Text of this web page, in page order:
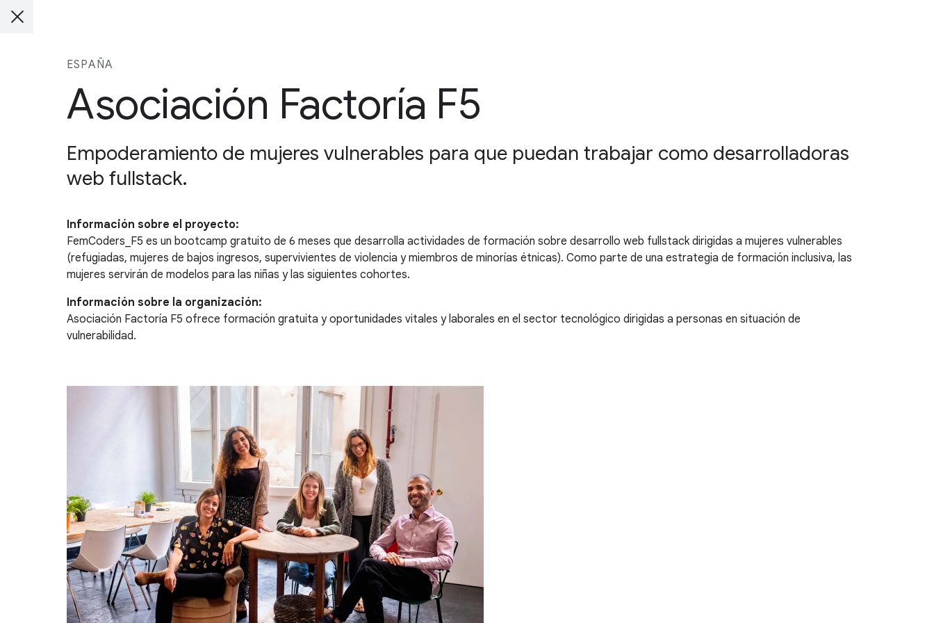
ESPAÑA
Asociación Factoría F5
Empoderamiento de mujeres vulnerables para que puedan trabajar como desarrolladoras
web fullstack.
Información sobre el proyecto:
FemCoders_F5 es un bootcamp gratuito de 6 meses que desarrolla actividades de formación sobre desarrollo web fullstack dirigidas a mujeres vulnerables
(refugiadas, mujeres de bajos ingresos, supervivientes de violencia y miembros de minorías étnicas). Como parte de una estrategia de formación inclusiva, las
mujeres servirán de modelos para las niñas y las siguientes cohortes.
Información sobre la organización:
Asociación Factoría F5 ofrece formación gratuita y oportunidades vitales y laborales en el sector tecnológico dirigidas a personas en situación de
vulnerabilidad.